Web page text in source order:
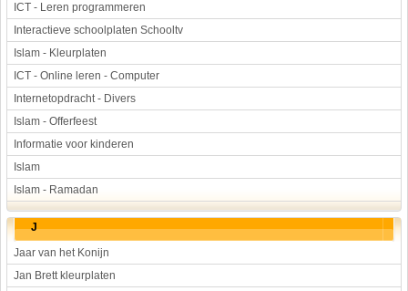
ICT - Leren programmeren
Interactieve schoolplaten Schooltv
Islam - Kleurplaten
ICT - Online leren - Computer
Internetopdracht - Divers
Islam - Offerfeest
Informatie voor kinderen
Islam
Islam - Ramadan
J
Jaar van het Konijn
Jan Brett kleurplaten